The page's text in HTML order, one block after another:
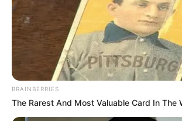
Memiliki fanbase bernama @Steffyours_Asli
Baca juga: Biodata, Profil, dan Fakta
Crush(2014), sebagai Steffy
Sinetron
BRAINBERRIES
The Rarest And Most Valuable Card In The